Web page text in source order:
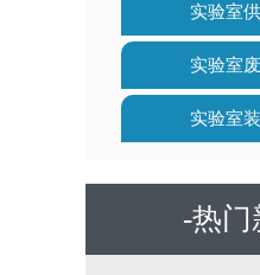
实验室
实验室
实验室
-热门